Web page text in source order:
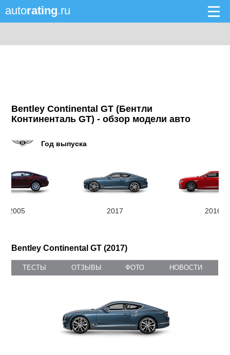
autorating.ru
Bentley Continental GT (Бентли
Континенталь GT) - обзор модели авто
Год выпуска
2005 2017 2016
Bentley Continental GT (2017)
ТЕСТЫ ОТЗЫВЫ ФОТО НОВОСТИ